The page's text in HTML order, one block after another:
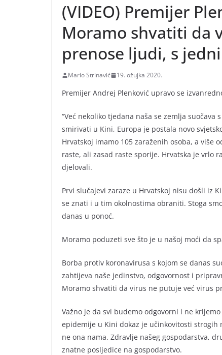
(VIDEO) Premijer
Moramo shvatiti da
prenose ljudi, s
Mario Strinavić 19. ožujka 2020.
Premijer Andrej Plenković upravo se
“Već nekoliko tjedana naša se zemlja
smirivati u Kini, Europa je postala novo
Hrvatskoj imamo 105 zaraženih osoba, a više
raste, ali zasad raste sporije. Hrvatska je vrlo
djelovali.
Prvi slučajevi zaraze u Hrvatskoj nisu došli iz
se znati i u tim okolnostima obraniti. Stoga
danas u ponoć.
Moramo poduzeti sve što je u našoj moći da
Borba protiv koronavirusa s kojom se danas
zahtijeva naše jedinstvo, odgovornost i
Moramo shvatiti da virus ne putuje već virus
Važno je da svi budemo odgovorni i ne
epidemije u Kini dokaz je učinkovitosti
ne ona nama. Zdravlje našeg gospodarstva,
znatne posljedice na gospodarstvo.